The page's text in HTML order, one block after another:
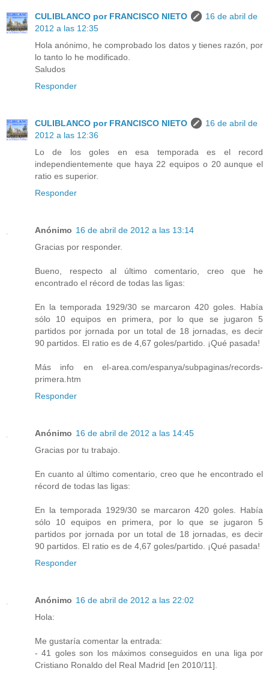
CULIBLANCO por FRANCISCO NIETO
16 de abril de
2012 a las 12:35
Hola anónimo, he comprobado los datos y tienes razón, por
lo tanto lo he modificado.
Saludos
Responder
CULIBLANCO por FRANCISCO NIETO
16 de abril de
2012 a las 12:36
Lo de los goles en esa temporada es el record
independientemente que haya 22 equipos o 20 aunque el
ratio es superior.
Responder
Anónimo 16 de abril de 2012 a las 13:14
Gracias por responder.
Bueno, respecto al último comentario, creo que he
encontrado el récord de todas las ligas:
En la temporada 1929/30 se marcaron 420 goles. Había
sólo 10 equipos en primera, por lo que se jugaron 5
partidos por jornada por un total de 18 jornadas, es decir
90 partidos. El ratio es de 4,67 goles/partido. ¡Qué pasada!
Más info en el-area.com/espanya/subpaginas/records-
primera.htm
Responder
Anónimo 16 de abril de 2012 a las 14:45
Gracias por tu trabajo.
En cuanto al último comentario, creo que he encontrado el
récord de todas las ligas:
En la temporada 1929/30 se marcaron 420 goles. Había
sólo 10 equipos en primera, por lo que se jugaron 5
partidos por jornada por un total de 18 jornadas, es decir
90 partidos. El ratio es de 4,67 goles/partido. ¡Qué pasada!
Responder
Anónimo 16 de abril de 2012 a las 22:02
Hola:
Me gustaría comentar la entrada:
- 41 goles son los máximos conseguidos en una liga por
Cristiano Ronaldo del Real Madrid [en 2010/11].